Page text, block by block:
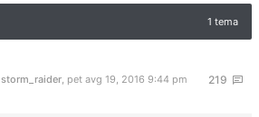
1 tema
219
storm_raider, pet avg 19, 2016 9:44 pm